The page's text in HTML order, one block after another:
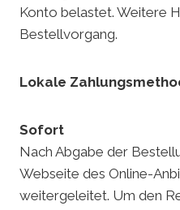
Konto belastet. Weitere
Bestellvorgang.
Lokale
Sofort
Nach Abgabe der
Webseite des Online-
weitergeleitet. Um den